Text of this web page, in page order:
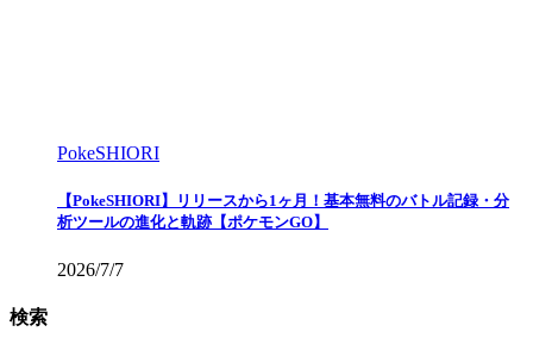
PokeSHIORI
【PokeSHIORI】リリースから1ヶ月！基本無料のバトル記録・分
析ツールの進化と軌跡【ポケモンGO】
2026/7/7
検索